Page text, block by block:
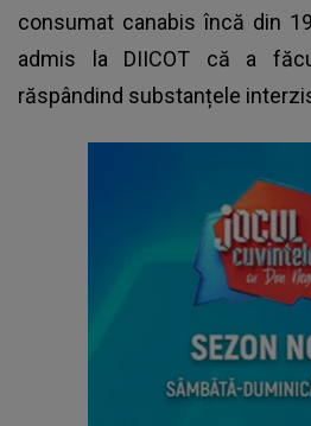
consumat canabis încă din
admis la DIICOT că a
răspândind substanțele